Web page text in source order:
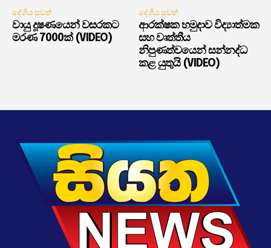
දේශීය පුවත්
වායු දූෂණයෙන් වසරකට
මරණ 7000ක් (VIDEO)
දේශීය පුවත්
ආරක්ෂක හමුදාව විද්‍යාත්මක
සහ වෘත්තීය
නිපුණත්වයෙන් සන්නද්ධ
කළ යුතුයි (VIDEO)